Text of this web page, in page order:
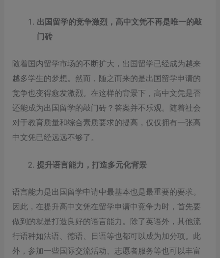
出国留学的竞争激烈，高中文凭不再是唯一的敲
门砖
随着国内留学市场的不断扩大，出国留学已经成为越来
越多学生的梦想。然而，随之而来的是出国留学申请的
竞争也变得愈发激烈。在这样的背景下，高中文凭是否
还能成为出国留学的敲门砖？答案并不乐观。随着社会
对于教育质量和综合素质要求的提高，仅仅拥有一张高
中文凭已经远远不够了。
提升语言能力，打造多元化背景
语言能力是出国留学申请中最基本也是最重要的要求。
因此，在提升高中文凭在留学申请中竞争力时，首先要
做到的就是打造良好的语言能力。除了英语外，其他流
行语种如法语、德语、日语等也都可以成为加分项。此
外，参加一些国际交流活动、志愿者服务等也可以丰富